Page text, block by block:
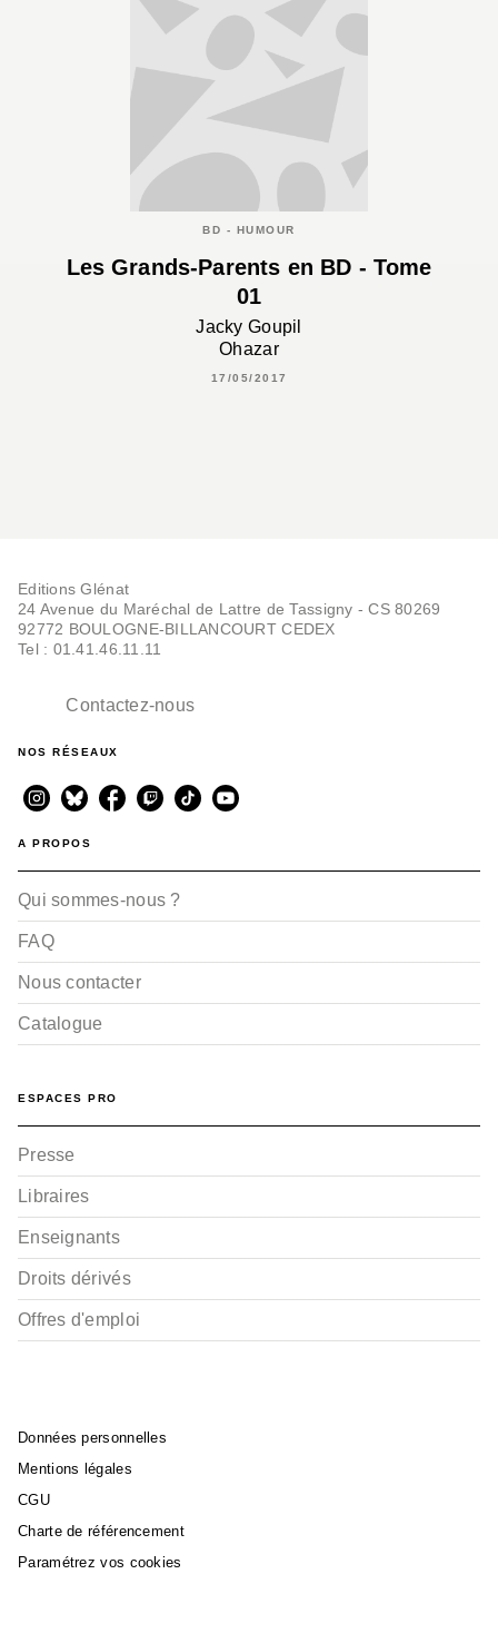
BD - HUMOUR
Les Grands-Parents en BD - Tome
01
Jacky Goupil
Ohazar
17/05/2017
Editions Glénat
24 Avenue du Maréchal de Lattre de Tassigny - CS 80269
92772 BOULOGNE-BILLANCOURT CEDEX
Tel : 01.41.46.11.11
Contactez-nous
NOS RÉSEAUX
A PROPOS
Qui sommes-nous ?
FAQ
Nous contacter
Catalogue
ESPACES PRO
Presse
Libraires
Enseignants
Droits dérivés
Offres d'emploi
Données personnelles
Mentions légales
CGU
Charte de référencement
Paramétrez vos cookies